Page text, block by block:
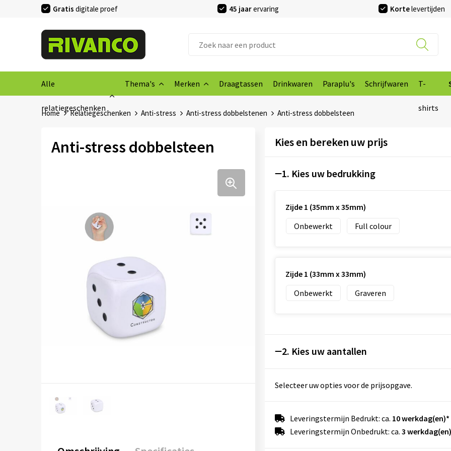
Gratis digitale proef 45 jaarervaring Kortelevertijden
Alle
relatiegeschenken
Thema's Merken Draagtassen Drinkwaren Paraplu's Schrijfwaren T-
shirts
Home Relatiegeschenken Anti-stress Anti-stress dobbelstenen Anti-stress dobbelsteen
Anti-stress dobbelsteen Kies en bereken uw prijs
1. Kies uw bedrukking
Zijde 1 (35mm x 35mm)
Onbewerkt
Full colour
Zijde 1 (33mm x 33mm)
Onbewerkt
Graveren
2. Kies uw aantallen
Selecteer uw opties voor de prijsopgave.
Leveringstermijn Bedrukt: ca. 10 werkdag(en)*
Leveringstermijn Onbedrukt: ca. 3